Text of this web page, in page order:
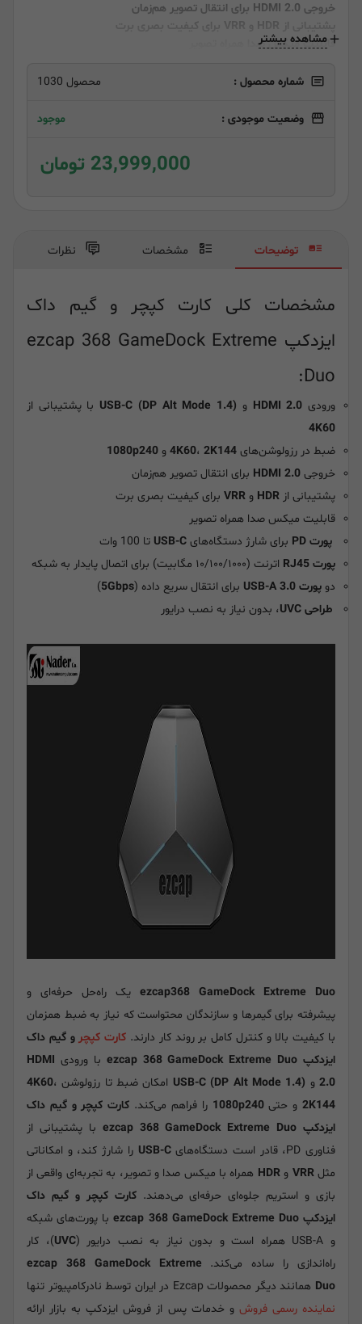
خروجی HDMI 2.0 برای انتقال تصویر هم‌زمان
قابلیت میکس صدا همراه تصویر
مشاهده بیشتر
شماره محصول : محصول 1030
وضعیت موجودی : موجود
23,999,000 تومان
مشخصات کلی کارت کپچر و گیم داک
ایزدکپ ezcap 368 GameDock Extreme
Duo:
ورودی HDMI 2.0 و USB-C (DP Alt Mode 1.4) با پشتیبانی از
4K60
ضبط در رزولوشن‌های
4K60، 2K144 و 1080p240
خروجی HDMI 2.0 برای انتقال تصویر هم‌زمان
پشتیبانی از HDR و VRR برای کیفیت بصری برت
قابلیت میکس صدا همراه تصویر
پورت PD
برای شارژ دستگاه‌های USB-C تا 100 وات
پورت RJ45
اترنت (۱۰/۱۰۰/۱۰۰۰ مگابیت) برای اتصال پایدار به شبکه
دو پورت USB-A 3.0 برای انتقال سریع داده (5Gbps
)
طراحی UVC
، بدون نیاز به نصب درایور
ezcap368 GameDock Extreme Duo یک راه‌حل حرفه‌ای و
پیشرفته برای گیمرها و سازندگان محتواست که نیاز به ضبط همزمان
با کیفیت بالا و کنترل کامل بر روند کار دارند. کارت کپچرو گیم داک
ایزدکپ ezcap 368 GameDock Extreme Duo
با ورودی HDMI
2.0و USB-C (DP Alt Mode 1.4) امکان ضبط تا رزولوشن 4K60،
2K144و حتی1080p240 را فراهم می‌کند. کارت کپچر و گیم داک
ایزدکپ ezcap 368 GameDock Extreme Duo
با پشتیبانی از
فناوری PD، قادر است دستگاه‌های
USB-C را شارژ کند، و امکاناتی
مثلVRR وHDR همراه با میکس صدا و تصویر، به تجربه‌ای واقعی از
بازی و استریم جلوه‌ای حرفه‌ای می‌دهند.کارت کپچر و گیم داک
ایزدکپ ezcap 368 GameDock Extreme Duo
با پورت‌های شبکه
و USB-A همراه است و بدون نیاز به نصب درایور (
UVC)، کار
راه‌اندازی را ساده می‌کند. ezcap 368 GameDock Extreme
Duo همانند دیگر محصولات Ezcap در ایران توسط نادرکامپیوتر تنها
نماینده رسمی فروش و خدمات پس از فروش ایزدکپ به بازار ارائه